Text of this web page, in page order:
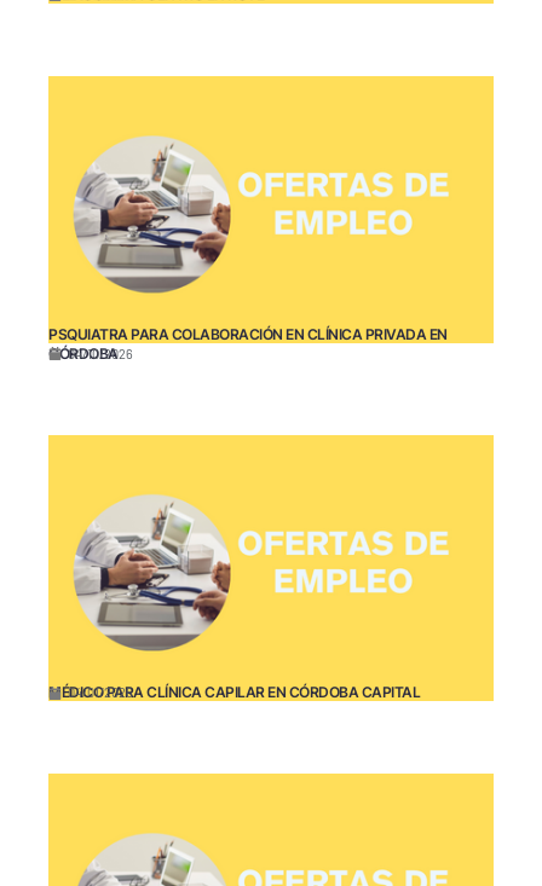
PSQUIATRA PARA COLABORACIÓN EN CLÍNICA PRIVADA EN
CÓRDOBA
04/10/2026
MÉDICO PARA CLÍNICA CAPILAR EN CÓRDOBA CAPITAL
04/01/2026